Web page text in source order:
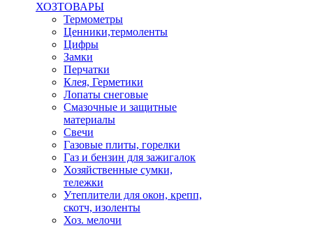
ХОЗТОВАРЫ
Термометры
Ценники,термоленты
Цифры
Замки
Перчатки
Клея, Герметики
Лопаты снеговые
Смазочные и защитные
материалы
Свечи
Газовые плиты, горелки
Газ и бензин для зажигалок
Хозяйственные сумки,
тележки
Утеплители для окон, крепп,
скотч, изоленты
Хоз. мелочи